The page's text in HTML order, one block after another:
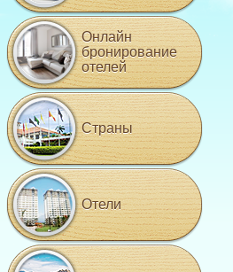
Онлайн
бронирование
отелей
Страны
Отели